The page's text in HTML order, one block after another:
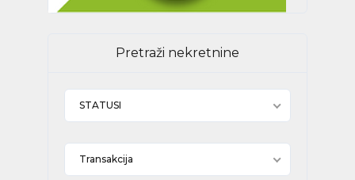
Pretraži nekretnine
STATUSI
Transakcija